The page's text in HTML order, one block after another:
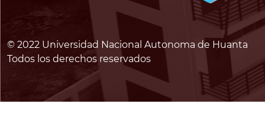
© 2022 Universidad Nacional Autonoma de Huanta
Todos los derechos reservados